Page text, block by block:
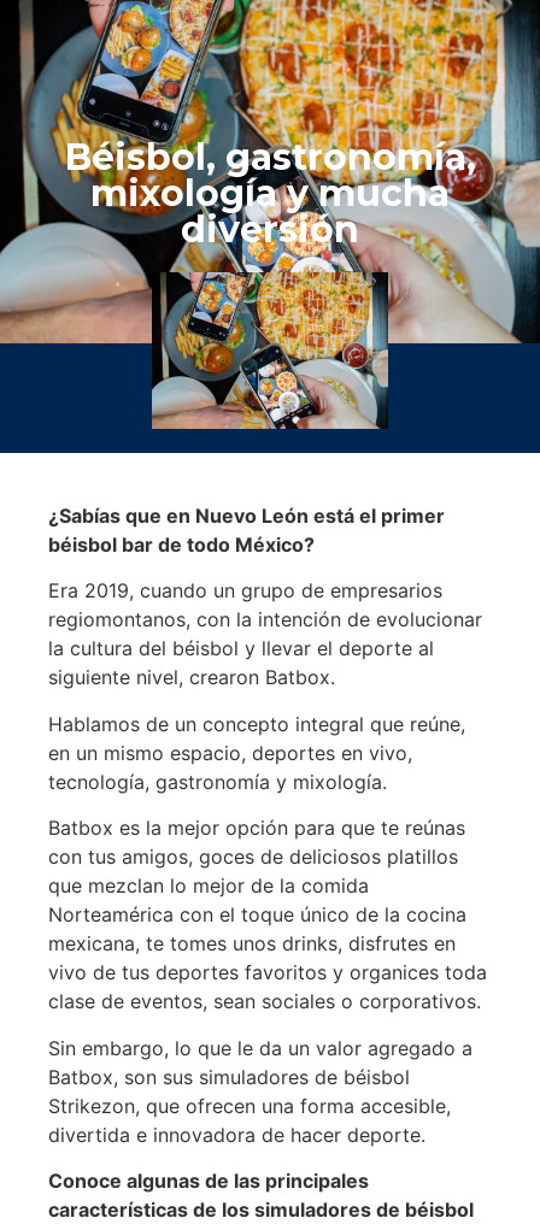
Béisbol, gastronomía,
mixología y mucha
diversión
¿Sabías que en Nuevo León está el primer
béisbol bar de todo México?
Era 2019, cuando un grupo de empresarios
regiomontanos, con la intención de evolucionar
la cultura del béisbol y llevar el deporte al
siguiente nivel, crearon Batbox.
Hablamos de un concepto integral que reúne,
en un mismo espacio, deportes en vivo,
tecnología, gastronomía y mixología.
Batbox es la mejor opción para que te reúnas
con tus amigos, goces de deliciosos platillos
que mezclan lo mejor de la comida
Norteamérica con el toque único de la cocina
mexicana, te tomes unos drinks, disfrutes en
vivo de tus deportes favoritos y organices toda
clase de eventos, sean sociales o corporativos.
Sin embargo, lo que le da un valor agregado a
Batbox, son sus simuladores de béisbol
Strikezon, que ofrecen una forma accesible,
divertida e innovadora de hacer deporte.
Conoce algunas de las principales
características de los simuladores de béisbol